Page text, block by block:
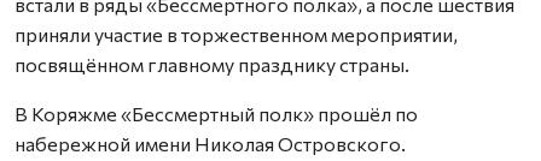
приняли участие в торжественном мероприятии,
посвящённом главному празднику страны.
В Коряжме «Бессмертный полк» прошёл по
набережной имени Николая Островского.